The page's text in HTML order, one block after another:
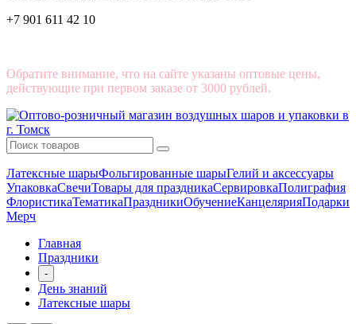
+7 901 611 42 10
Обратите внимание, что на сайте указаны оптовые цены,
действующие при первом заказе от 3000 рублей.
Латексные шарыФольгированные шарыГелий и аксессуары
УпаковкаСвечиТовары для праздникаСервировкаПолиграфия
ФлористикаТематикаПраздникиОбучениеКанцелярияПодарки
Мерч
Главная
Праздники
-
День знаний
Латексные шары